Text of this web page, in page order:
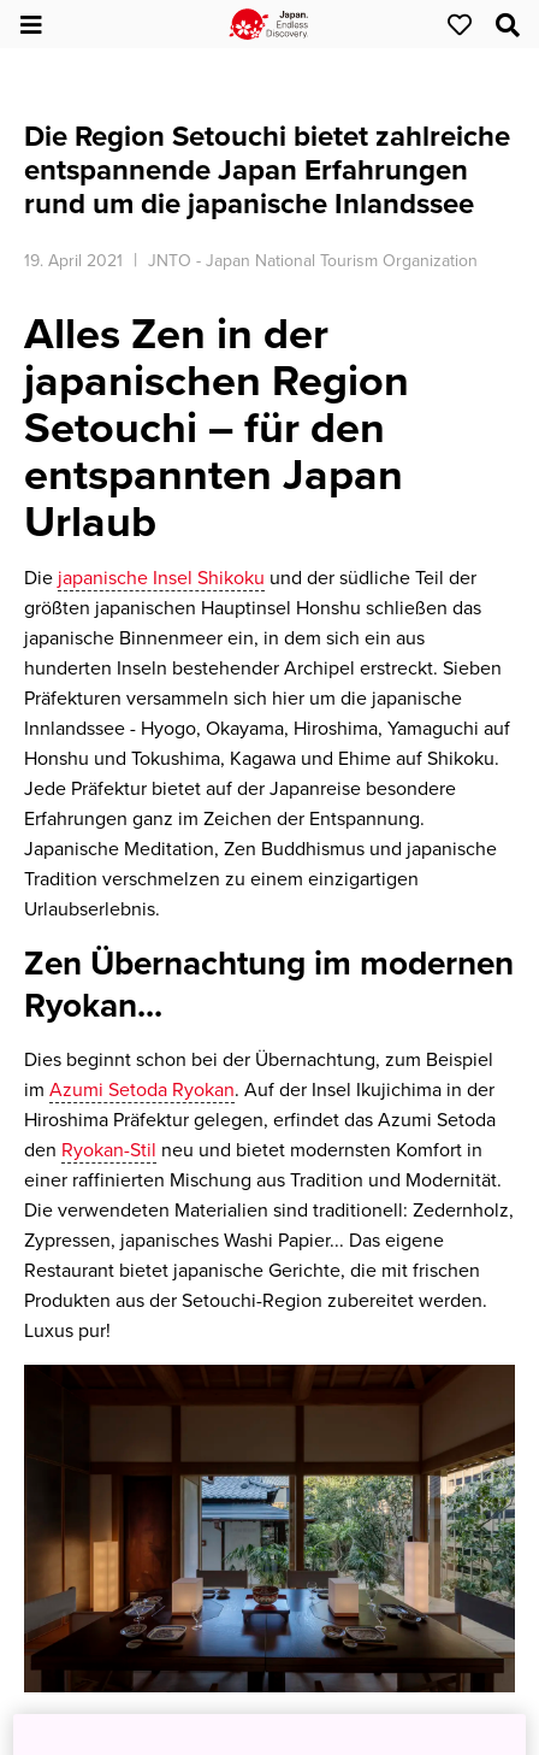
Die Region Setouchi bietet zahlreiche
entspannende Japan Erfahrungen
rund um die japanische Inlandssee
19. April 2021 JNTO - Japan National Tourism Organization
Alles Zen in der
japanischen Region
Setouchi – für den
entspannten Japan
Urlaub
Die japanische Insel Shikoku und der südliche Teil der
größten japanischen Hauptinsel Honshu schließen das
japanische Binnenmeer ein, in dem sich ein aus
hunderten Inseln bestehender Archipel erstreckt. Sieben
Präfekturen versammeln sich hier um die japanische
Innlandssee - Hyogo, Okayama, Hiroshima, Yamaguchi auf
Honshu und Tokushima, Kagawa und Ehime auf Shikoku.
Jede Präfektur bietet auf der Japanreise besondere
Erfahrungen ganz im Zeichen der Entspannung.
Japanische Meditation, Zen Buddhismus und japanische
Tradition verschmelzen zu einem einzigartigen
Urlaubserlebnis.
Zen Übernachtung im modernen
Ryokan...
Dies beginnt schon bei der Übernachtung, zum Beispiel
im Azumi Setoda Ryokan. Auf der Insel Ikujichima in der
Hiroshima Präfektur gelegen, erfindet das Azumi Setoda
den Ryokan-Stil neu und bietet modernsten Komfort in
einer raffinierten Mischung aus Tradition und Modernität.
Die verwendeten Materialien sind traditionell: Zedernholz,
Zypressen, japanisches Washi Papier... Das eigene
Restaurant bietet japanische Gerichte, die mit frischen
Produkten aus der Setouchi-Region zubereitet werden.
Luxus pur!